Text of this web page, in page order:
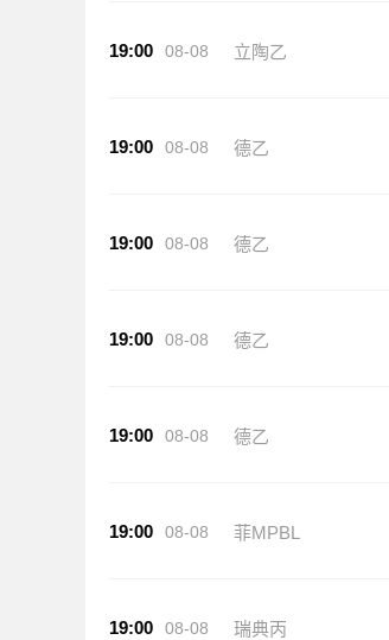
19:00 08-08 立陶乙
19:00 08-08 德乙
19:00 08-08 德乙
19:00 08-08 德乙
19:00 08-08 德乙
19:00 08-08 菲MPBL
19:00 08-08 瑞典丙